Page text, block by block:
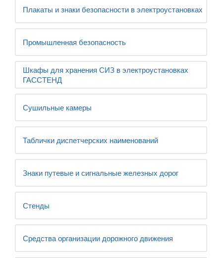
Плакаты и знаки безопасности в электроустановках
Промышленная безопасность
Шкафы для хранения СИЗ в электроустановках
ГАССТЕНД
Сушильные камеры
Таблички диспетчерских наименований
Знаки путевые и сигнальные железных дорог
Стенды
Средства организации дорожного движения